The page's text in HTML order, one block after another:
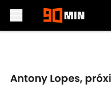
Antony Lopes,